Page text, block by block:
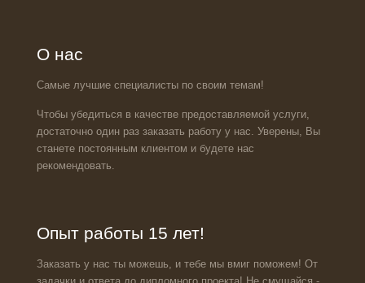
О нас
Самые лучшие специалисты по своим темам!
Чтобы убедиться в качестве предоставляемой услуги,
достаточно один раз заказать работу у нас. Уверены, Вы
станете постоянным клиентом и будете нас
рекомендовать.
Опыт работы 15 лет!
Заказать у нас ты можешь, и тебе мы вмиг поможем! От